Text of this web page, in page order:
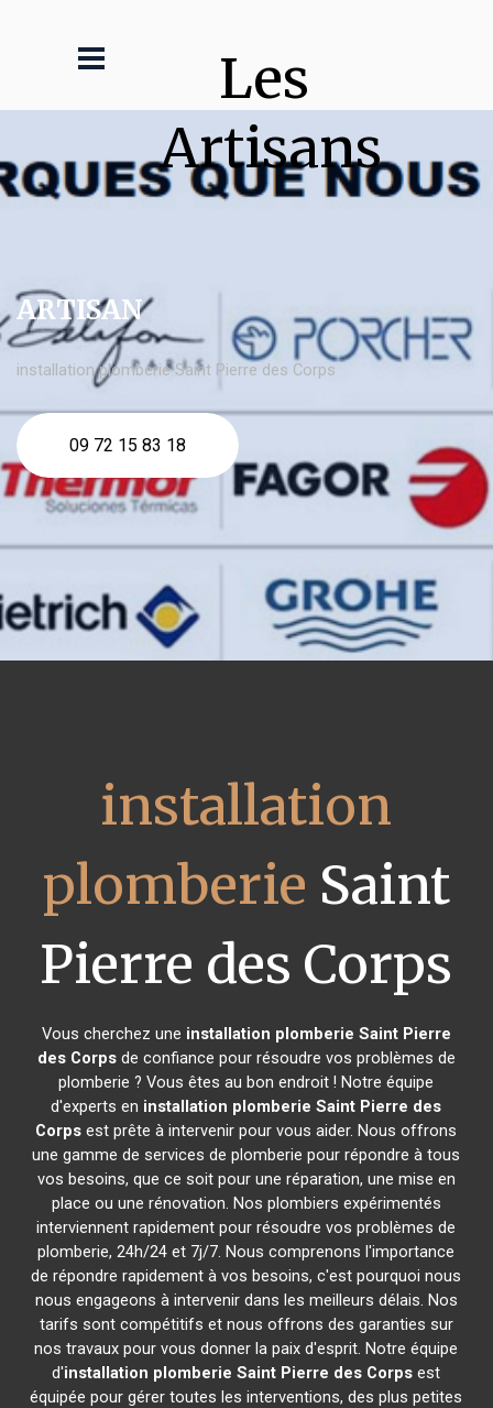
Les
Artisans
ARTISAN
installation plomberie Saint Pierre des Corps
09 72 15 83 18
installation
plomberie Saint
Pierre des Corps
Vous cherchez une installation plomberie Saint Pierre
des Corpsde confiance pour résoudre vos problèmes de
plomberie ? Vous êtes au bon endroit ! Notre équipe
d'experts en installation plomberie Saint Pierre des
Corps est prête à intervenir pour vous aider. Nous offrons
une gamme de services de plomberie pour répondre à tous
vos besoins, que ce soit pour une réparation, une mise en
place ou une rénovation. Nos plombiers expérimentés
interviennent rapidement pour résoudre vos problèmes de
plomberie, 24h/24 et 7j/7. Nous comprenons l'importance
de répondre rapidement à vos besoins, c'est pourquoi nous
nous engageons à intervenir dans les meilleurs délais. Nos
tarifs sont compétitifs et nous offrons des garanties sur
nos travaux pour vous donner la paix d'esprit. Notre équipe
d'installation plomberie Saint Pierre des Corps est
équipée pour gérer toutes les interventions, des plus petites